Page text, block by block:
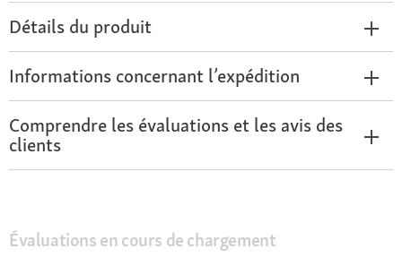
Détails du produit
Informations concernant l’expédition
Comprendre les évaluations et les avis des
clients
Évaluations en cours de chargement